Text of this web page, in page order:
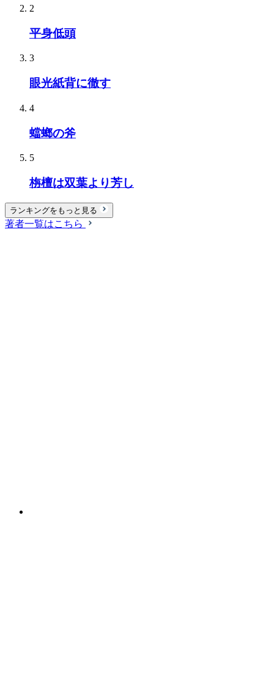
2
平身低頭
3
眼光紙背に徹す
4
蟷螂の斧
5
栴檀は双葉より芳し
ランキングをもっと見る
著者一覧はこちら